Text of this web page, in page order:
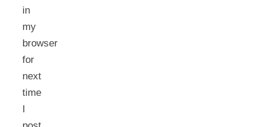
in
my
browser
for
next
time
I